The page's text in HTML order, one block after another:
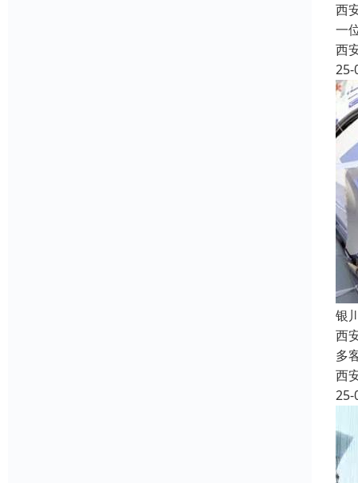
西
一
西
25-
银
西
多
西
25-